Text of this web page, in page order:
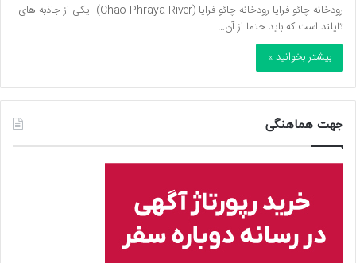
رودخانه چائو فرایا رودخانه چائو فرایا (Chao Phraya River) یکی از جاذبه های
تایلند است که باید حتما از آن…
بیشتر بخوانید »
جهت هماهنگی